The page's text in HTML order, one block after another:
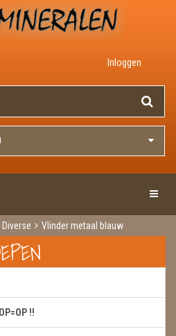
Inloggen
Diverse Vlinder metaal blauw
!!